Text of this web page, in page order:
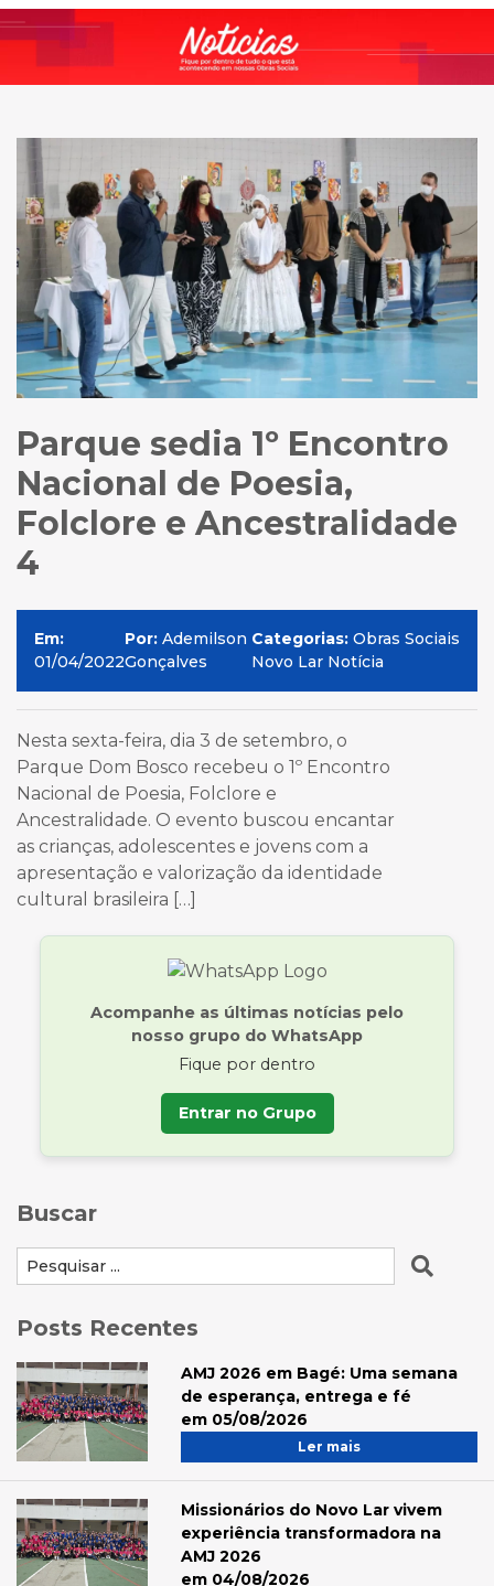
Parque sedia 1º Encontro
Nacional de Poesia,
Folclore e Ancestralidade
4
Em:
01/04/2022
Por: Ademilson
Gonçalves
Categorias: Obras Sociais
Novo Lar Notícia
Nesta sexta-feira, dia 3 de setembro, o
Parque Dom Bosco recebeu o 1º Encontro
Nacional de Poesia, Folclore e
Ancestralidade. O evento buscou encantar
as crianças, adolescentes e jovens com a
apresentação e valorização da identidade
cultural brasileira […]
Acompanhe as últimas notícias pelo
nosso grupo do WhatsApp
Fique por dentro
Entrar no Grupo
Buscar
Posts Recentes
AMJ 2026 em Bagé: Uma semana
de esperança, entrega e fé
em 05/08/2026
Ler mais
Missionários do Novo Lar vivem
experiência transformadora na
AMJ 2026
em 04/08/2026